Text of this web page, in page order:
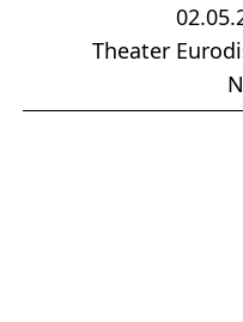
Theater